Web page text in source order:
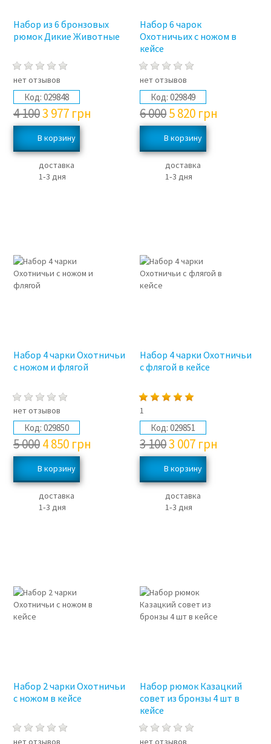
Набор из 6 бронзовых
рюмок Дикие Животные
нет отзывов
Код: 029848
4 1003 977 грн
доставка
1‑3 дня
Набор 6 чарок
Охотничьих с ножом в
кейсе
нет отзывов
Код: 029849
6 0005 820 грн
доставка
1‑3 дня
Набор 4 чарки Охотничьи
с ножом и флягой
нет отзывов
Код: 029850
5 0004 850 грн
доставка
1‑3 дня
Набор 4 чарки Охотничьи
с флягой в кейсе
1
Код: 029851
3 1003 007 грн
доставка
1‑3 дня
Набор 2 чарки Охотничьи
с ножом в кейсе
нет отзывов
Набор рюмок Казацкий
совет из бронзы 4 шт в
кейсе
нет отзывов